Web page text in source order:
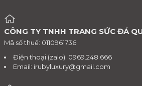
CÔNG TY TNHH TRANG SỨC ĐÁ
Mã số thuế: 0110961736
Điện thoại (zalo): 0969.248.666
Email: irubyluxury@gmail.com